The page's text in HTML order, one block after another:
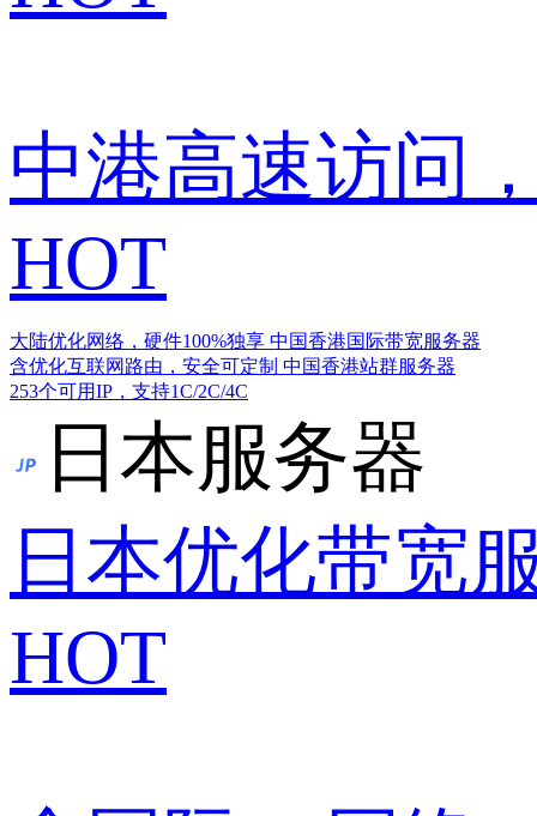
中港高速访问
HOT
大陆优化网络，硬件100%独享 中国香港国际带宽服务器
含优化互联网路由，安全可定制 中国香港站群服务器
253个可用IP，支持1C/2C/4C
日本服务器
日本优化带宽
HOT